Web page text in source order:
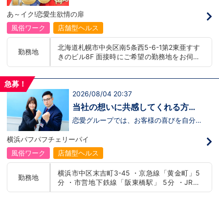
んか！？ 勿論、男性だけではなく女性も
活躍中。ハピネスグループ初の女性店長だ
って目指せます。それでもまだ迷ってるっ
て方は是非オフィシャルサイトをご覧下さ
お手数ですがコピー＆ペーストしてURLを
開いていただければです。先輩のインタビ
ュー動画など、アナタが一歩踏み出すキッ
非ご覧ください(^^)鳥取米子で 「オトコの
480万円＋目標達成報奨金100万円☆※今
だけ限定引越し代も当社負担！！！
バー！店舗間5分程度お客様を送迎するだ
け！時給：①1,300円～②1,100円～勤務
時間：①早番：8:00～18:00 （食事休憩
あり：実働9時間） 遅番：16:00～翌
日祝日の日中(9時～16時位まで)、平日夜
(夕方～24時位まで)※ご希望があれば、そ
の他のシフト調整も可能です。お気軽にご
であればOK！②ご自身の車持ち込み
用時は時給変動あり）「今すぐ稼ぎた
い！」「業界に興味はあるけどちょっと不
安...」「運転が好き！」という方、大歓
迎！スピード採用中につき、ご応募はお急
喜びを自分自身の喜びに感じられるような
人物を求めています！・接客が好き・お客
様が笑顔になると自分も嬉しい・お客様だ
けでなく、働く仲間もキャストさんも笑顔
為にはどうしたらいいのか？を考えられる
上記のような方が当グループでは活躍の場
を広げています。他にも…・失敗しても諦
あ～イク!恋愛生欲情の扉
風俗ワーク
店舗型ヘルス
勤務地
北海道札幌市中央区南5条西5-6-1第2東亜すす
きのビル8F 面接時にご希望の勤務地をお伺い
し、配属店舗を決定いたします。 入社後の転
■横浜エリア：神奈川県横浜市中区 ・京急線
黄金町駅、日ノ出町駅 ・市営地下鉄阪東橋
駅、伊勢佐木長者町駅 ・JR横浜線関内駅 ■札
幌エリア：北海道札幌市 地下鉄南北線すすき
の駅
急募！
2026/08/04 20:37
当社の想いに共感してくれる方、
大募集‼
恋愛グループでは、お客様の喜びを自分自
います！・接客が好き・お客様が笑顔にな
ると自分も嬉しい・お客様だけでなく、働
く仲間もキャストさんも笑顔になると嬉し
い・喜んで(楽しんで)もらう為にはどうし
方が当グループでは活躍の場を広げていま
す。他にも…・失敗しても諦めない！・と
にかくやる気だけは負けない！・環境を変
横浜パフパフチェリーパイ
風俗ワーク
店舗型ヘルス
勤務地
横浜市中区末吉町3-45 ・京急線「黄金町」5
分 ・市営地下鉄線「阪東橋駅」 5分 ・JR線
「関内駅」15分